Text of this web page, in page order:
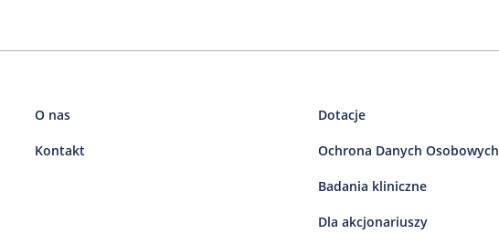
O nas
Kontakt
Dotacje
Ochrona Danych Osobowych
Badania kliniczne
Dla akcjonariuszy